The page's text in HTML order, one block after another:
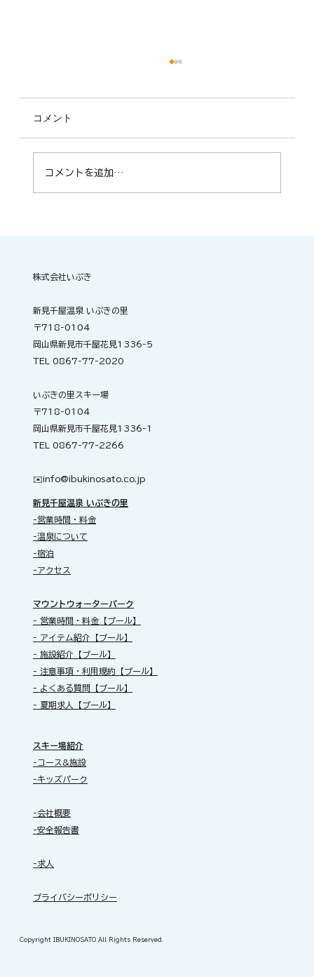
コメント
コメントを追加…
Copyright IBUKINOSATO All Rights Reserved.
株式会社いぶき
新見千屋温泉 いぶきの里
〒718-0104
岡山県新見市千屋花見1336-5
TEL 0867-77-2020
いぶきの里スキー場
〒718-0104
岡山県新見市千屋花見1336-1
TEL 0867-77-2266
✉️​info@ibukinosato.co.jp
新見千屋温泉 いぶきの里
-営業時間・料金
-温泉について
-宿泊
-アクセス
​マウントウォーターパーク
- 営業時間・料金【プール】
- アイテム紹介【プール】
- 施設紹介【プール】
- 注意事項・利用規約【プール】
- よくある質問【プール】
- 夏期求人【プール】
スキー場紹介
-コース&施設
-キッズパーク
-会社概要
-安全報告書
-求人
​プライバシーポリシー